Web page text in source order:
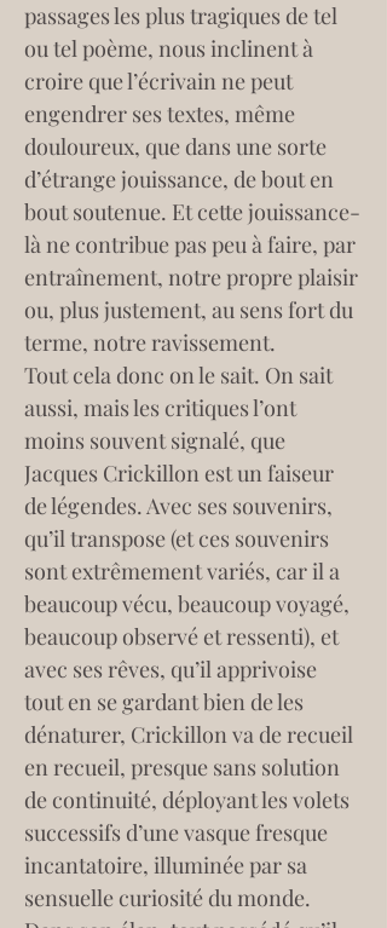
passages les plus tragiques de tel
ou tel poème, nous inclinent à
croire que l’écrivain ne peut
engendrer ses textes, même
douloureux, que dans une sorte
d’étrange jouissance, de bout en
bout soutenue. Et cette jouissance-
là ne contribue pas peu à faire, par
entraînement, notre propre plaisir
ou, plus justement, au sens fort du
terme, notre ravissement.
Tout cela donc on le sait. On sait
aussi, mais les critiques l’ont
moins souvent signalé, que
Jacques Crickillon est un faiseur
de légendes. Avec ses souvenirs,
qu’il transpose (et ces souvenirs
sont extrêmement variés, car il a
beaucoup vécu, beaucoup voyagé,
beaucoup observé et ressenti), et
avec ses rêves, qu’il apprivoise
tout en se gardant bien de les
dénaturer, Crickillon va de recueil
en recueil, presque sans solution
de continuité, déployant les volets
successifs d’une vasque fresque
incantatoire, illuminée par sa
sensuelle curiosité du monde.